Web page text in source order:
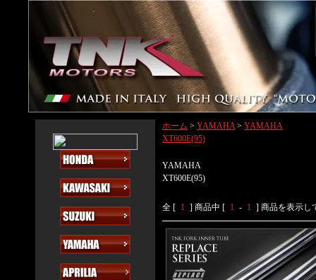
ホーム > YAMAHA> YAMAHA
XT600E(95)
YAMAHA
XT600E(95)
全 [ 1 ] 商品中 [ 1 - 1 ] 商品を表示し